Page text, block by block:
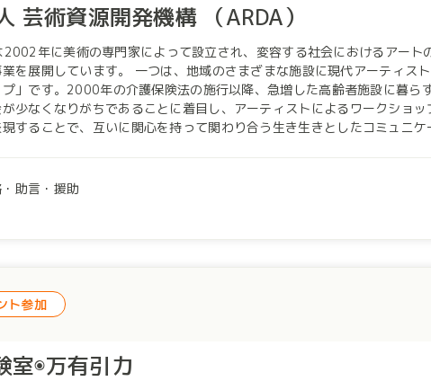
芸術資源開発機構 （ARDA）
2002年に美術の専門家によって設立され、変容する社会におけるアート
さまざまな施設に現代アーティストと出向き、ワークショップを行う「アート・
」です。2000年の介護保険法の施行以降、急増した高齢者施設に暮ら
少なくなりがちであることに着目し、アーティストによるワークショ
現することで、互いに関心を持って関わり合う生き生きとしたコミュニ
鑑賞事業「アーツ×ダイアローグ」です。対話型鑑賞という個人が答え
き合い、自分なりに判断する力と異なる意見の人とも協働する力を育み
力や創造性を高めることは、ひとりひとりが不安定な社会を生きていく
誰もが自分らしく存在できるのびやかな社会を実現したいと考えています。 企業の皆様、私たちと一
助言・援助
ト参加
室◉万有引力